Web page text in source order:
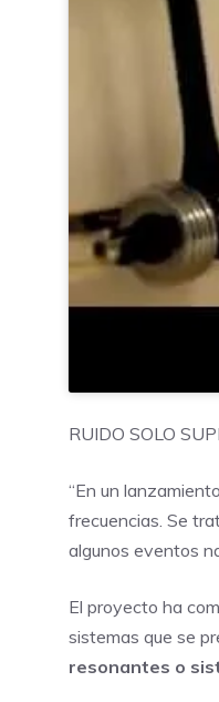
RUIDO SOLO
“En un
frecuencias. Se
algunos eventos
El proyecto ha
sistemas que se
resonantes o